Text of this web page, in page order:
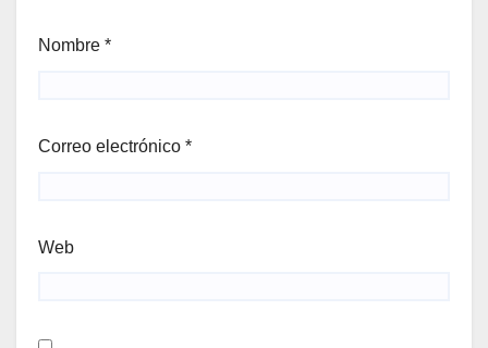
Nombre *
Correo electrónico *
Web